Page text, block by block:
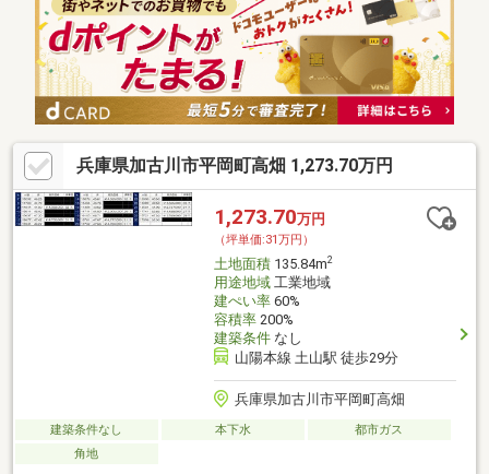
兵庫県加古川市平岡町高畑 1,273.70万円
1,273.70万円
（坪単価:31万円）
土地面積135.84m2
用途地域工業地域
建ぺい率60%
容積率200%
建築条件なし
山陽本線 土山駅 徒歩29分
兵庫県加古川市平岡町高畑
建築条件なし 本下水
都市ガス
角地